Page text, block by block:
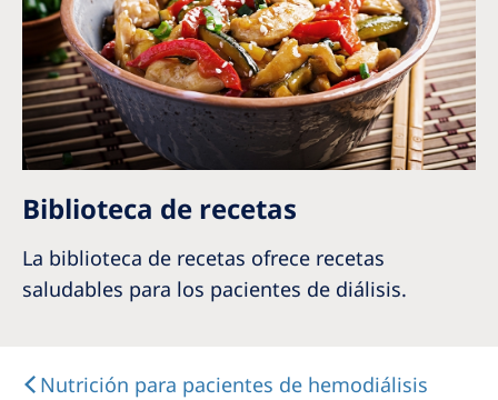
Biblioteca de recetas
La biblioteca de recetas ofrece recetas
saludables para los pacientes de diálisis.
Nutrición para pacientes de hemodiálisis